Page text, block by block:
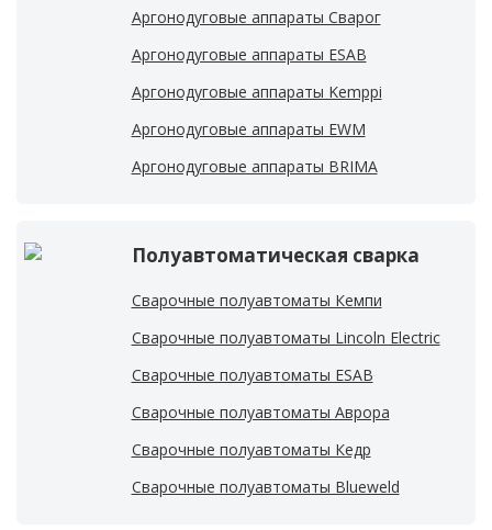
Аргонодуговые аппараты Сварог
Аргонодуговые аппараты ESAB
Аргонодуговые аппараты Kemppi
Аргонодуговые аппараты EWM
Аргонодуговые аппараты BRIMA
Полуавтоматическая сварка
Cварочные полуавтоматы Кемпи
Cварочные полуавтоматы Lincoln Electric
Cварочные полуавтоматы ESAB
Cварочные полуавтоматы Аврора
Cварочные полуавтоматы Кедр
Cварочные полуавтоматы Blueweld